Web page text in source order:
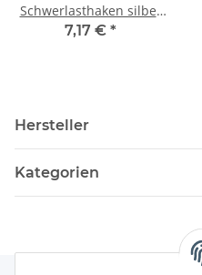
Schwerlasthaken silber
100 cm Crawler
7,17 € *
Hersteller
Kategorien